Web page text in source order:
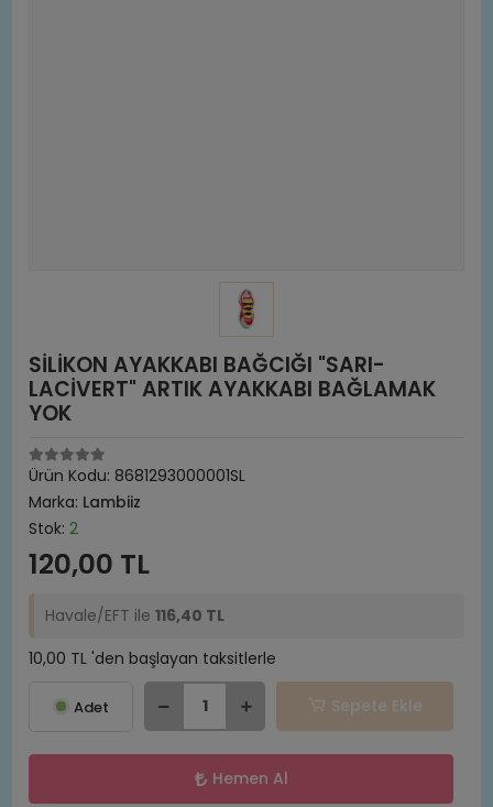
SİLİKON AYAKKABI BAĞCIĞI "SARI-
LACİVERT" ARTIK AYAKKABI BAĞLAMAK
YOK
Ürün Kodu: 8681293000001SL
Marka: Lambiiz
Stok: 2
120,00 TL
Havale/EFT ile 116,40 TL
10,00 TL 'den başlayan taksitlerle
Adet Sepete Ekle
Hemen Al